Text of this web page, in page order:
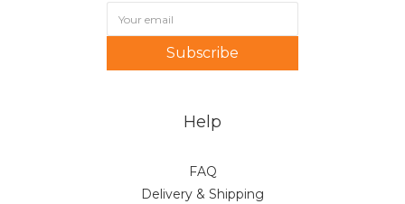
Subscribe
Help
FAQ
Delivery & Shipping